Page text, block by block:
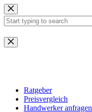
Zum
Inhalt
springen
Keine
Ergebnisse
Ratgeber
Preisvergleich
Handwerker anfragen